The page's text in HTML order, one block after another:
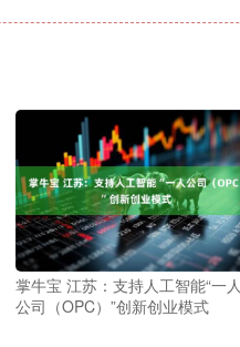
掌牛宝 江苏：支持人工智能“一人
公司（OPC）”创新创业模式